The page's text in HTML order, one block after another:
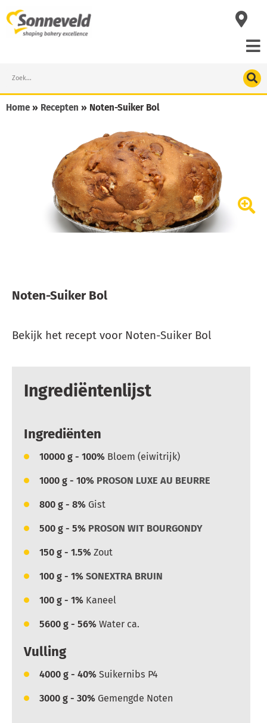
to
content
Search
Home » Recepten » Noten-Suiker Bol
Noten-Suiker Bol
Bekijk het recept voor Noten-Suiker Bol
Ingrediëntenlijst
Ingrediënten
10000 g - 100% Bloem (eiwitrijk)
1000 g - 10% PROSON LUXE AU BEURRE
800 g - 8% Gist
500 g - 5% PROSON WIT BOURGONDY
150 g - 1.5% Zout
100 g - 1% SONEXTRA BRUIN
100 g - 1% Kaneel
5600 g - 56% Water ca.
Vulling
4000 g - 40% Suikernibs P4
3000 g - 30% Gemengde Noten